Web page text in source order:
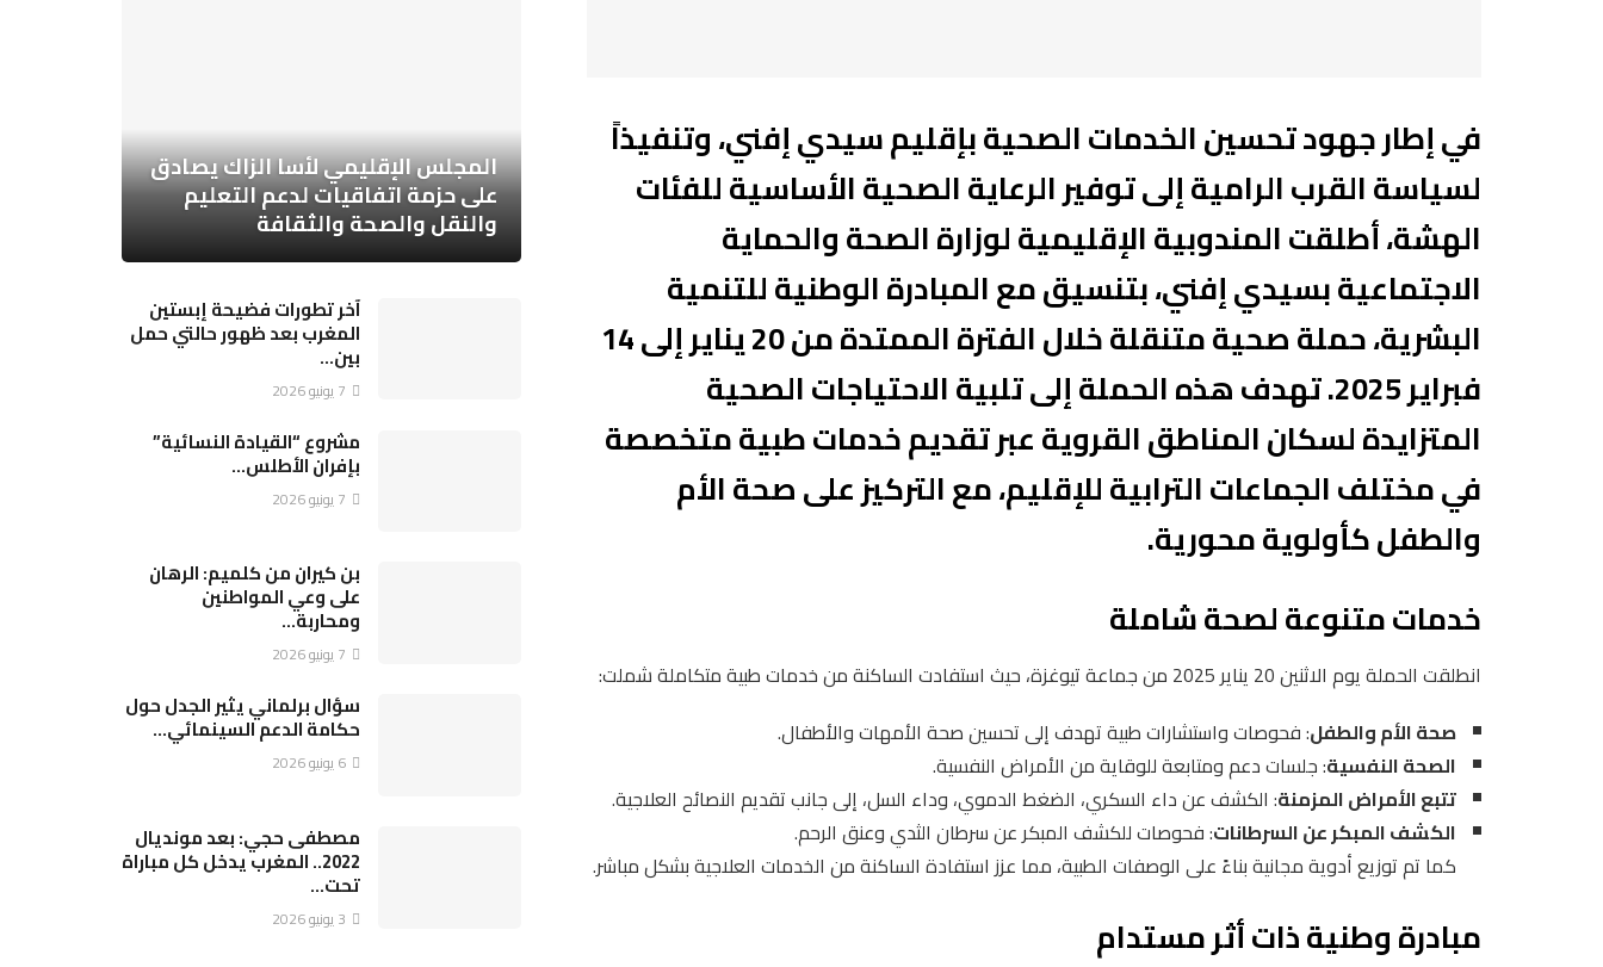
في إطار جهود تحسين الخدمات الصحية بإقليم سيدي إفني، وتنفيذاً
لسياسة القرب الرامية إلى توفير الرعاية الصحية الأساسية للفئات
الهشة، أطلقت المندوبية الإقليمية لوزارة الصحة والحماية
الاجتماعية بسيدي إفني، بتنسيق مع المبادرة الوطنية للتنمية
البشرية، حملة صحية متنقلة خلال الفترة الممتدة من 20 يناير إلى 14
فبراير 2025. تهدف هذه الحملة إلى تلبية الاحتياجات الصحية
المتزايدة لسكان المناطق القروية عبر تقديم خدمات طبية متخصصة
في مختلف الجماعات الترابية للإقليم، مع التركيز على صحة الأم
والطفل كأولوية محورية.
خدمات متنوعة لصحة شاملة
انطلقت الحملة يوم الاثنين 20 يناير 2025 من جماعة تيوغزة، حيث استفادت الساكنة من خدمات طبية متكاملة شملت:
صحة الأم والطفل: فحوصات واستشارات طبية تهدف إلى تحسين صحة الأمهات والأطفال.
الصحة النفسية: جلسات دعم ومتابعة للوقاية من الأمراض النفسية.
تتبع الأمراض المزمنة: الكشف عن داء السكري، الضغط الدموي، وداء السل، إلى جانب تقديم النصائح العلاجية.
الكشف المبكر عن السرطانات: فحوصات للكشف المبكر عن سرطان الثدي وعنق الرحم.
كما تم توزيع أدوية مجانية بناءً على الوصفات الطبية، مما عزز استفادة الساكنة من الخدمات العلاجية بشكل مباشر.
مبادرة وطنية ذات أثر مستدام
المجلس الإقليمي لأسا الزاك يصادق
على حزمة اتفاقيات لدعم التعليم
والنقل والصحة والثقافة
آخر تطورات فضيحة إبستين
المغرب بعد ظهور حالتي حمل
بين…
7 يونيو 2026
مشروع “القيادة النسائية”
بإفران الأطلس…
7 يونيو 2026
بن كيران من كلميم: الرهان
على وعي المواطنين
ومحاربة…
7 يونيو 2026
سؤال برلماني يثير الجدل حول
حكامة الدعم السينمائي…
6 يونيو 2026
مصطفى حجي: بعد مونديال
2022.. المغرب يدخل كل مباراة
تحت…
3 يونيو 2026